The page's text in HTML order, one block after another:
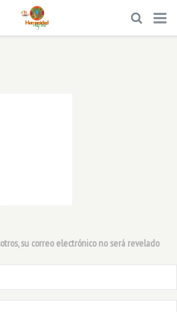
su correo electrónico no será revelado